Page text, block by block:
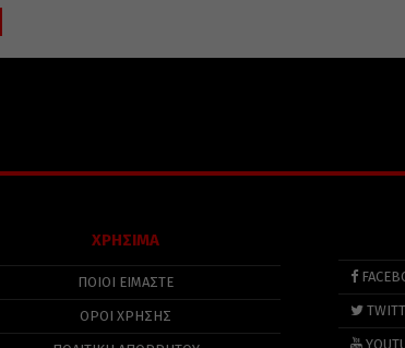
ΧΡΗΣΙΜΑ
ΠΟΙΟΙ ΕΙΜΑΣΤΕ
ΟΡΟΙ ΧΡΗΣΗΣ